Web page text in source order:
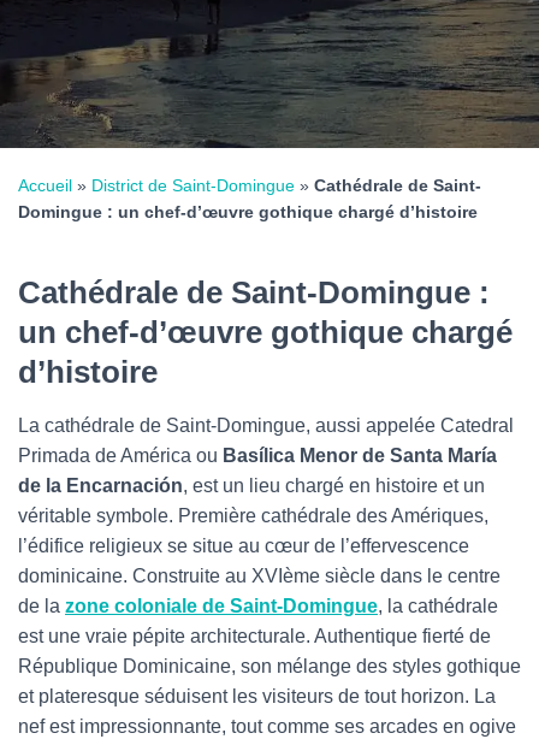
T
I
O
N
Accueil » District de Saint-Domingue » Cathédrale de Saint-
Domingue : un chef-d’œuvre gothique chargé d’histoire
Cathédrale de Saint-Domingue :
un chef-d’œuvre gothique chargé
d’histoire
La cathédrale de Saint-Domingue, aussi appelée Catedral
Primada de América ou Basílica Menor de Santa María
de la Encarnación, est un lieu chargé en histoire et un
véritable symbole. Première cathédrale des Amériques,
l’édifice religieux se situe au cœur de l’effervescence
dominicaine. Construite au XVIème siècle dans le centre
de la zone coloniale de Saint-Domingue, la cathédrale
est une vraie pépite architecturale. Authentique fierté de
République Dominicaine, son mélange des styles gothique
et plateresque séduisent les visiteurs de tout horizon. La
nef est impressionnante, tout comme ses arcades en ogive